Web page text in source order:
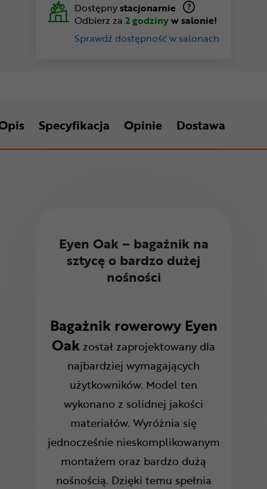
Dostępnystacjonarnie
Odbierz za 2 godzinyw salonie!
Sprawdź dostępność w salonach
Specyfikacja Opinie Dostawa
Eyen Oak – bagażnik na
sztycę o bardzo dużej
nośności
Bagażnik rowerowy Eyen
Oakzostał zaprojektowany dla
najbardziej wymagających
użytkowników. Model ten
wykonano z solidnej jakości
materiałów. Wyróżnia się
jednocześnie nieskomplikowanym
montażem oraz bardzo dużą
nośnością. Dzięki temu spełnia